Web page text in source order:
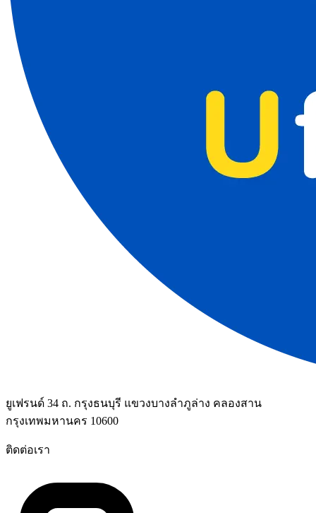
ยูเฟรนด์ 34 ถ. กรุงธนบุรี แขวงบางลำภูล่าง คลองสาน
กรุงเทพมหานคร 10600
ติดต่อเรา